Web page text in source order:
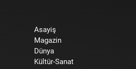
Asayiş
Magazin
Dünya
Kültür-Sanat